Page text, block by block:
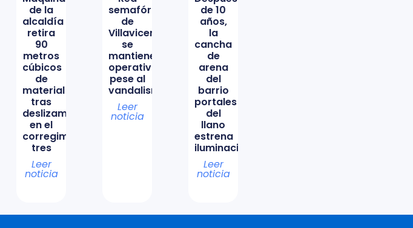
de la
alcaldía
retira
90
metros
cúbicos
de
material
tras
deslizamiento
en el
corregimiento
tres
Leer
noticia
semafórica
de
Villavicencio
se
mantiene
operativa
pese al
vandalismo
Leer
noticia
de 10
años,
la
cancha
de
arena
del
barrio
portales
del
llano
estrena
iluminación
Leer
noticia